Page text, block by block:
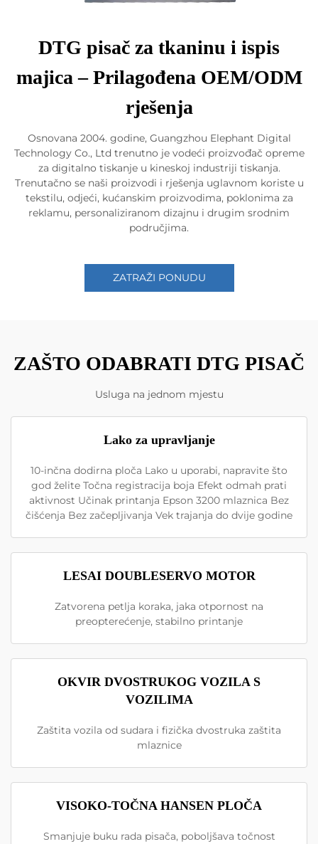
DTG pisač za tkaninu i ispis
majica – Prilagođena OEM/ODM
rješenja
Osnovana 2004. godine, Guangzhou Elephant Digital
Technology Co., Ltd trenutno je vodeći proizvođač opreme
za digitalno tiskanje u kineskoj industriji tiskanja.
Trenutačno se naši proizvodi i rješenja uglavnom koriste u
tekstilu, odjeći, kućanskim proizvodima, poklonima za
reklamu, personaliziranom dizajnu i drugim srodnim
područjima.
ZATRAŽI PONUDU
ZAŠTO ODABRATI DTG PISAČ
Usluga na jednom mjestu
Lako za upravljanje
10-inčna dodirna ploča Lako u uporabi, napravite što
god želite Točna registracija boja Efekt odmah prati
aktivnost Učinak printanja Epson 3200 mlaznica Bez
čišćenja Bez začepljivanja Vek trajanja do dvije godine
LESAI DOUBLESERVO MOTOR
Zatvorena petlja koraka, jaka otpornost na
preopterećenje, stabilno printanje
OKVIR DVOSTRUKOG VOZILA S
VOZILIMA
Zaštita vozila od sudara i fizička dvostruka zaštita
mlaznice
VISOKO-TOČNA HANSEN PLOČA
Smanjuje buku rada pisača, poboljšava točnost